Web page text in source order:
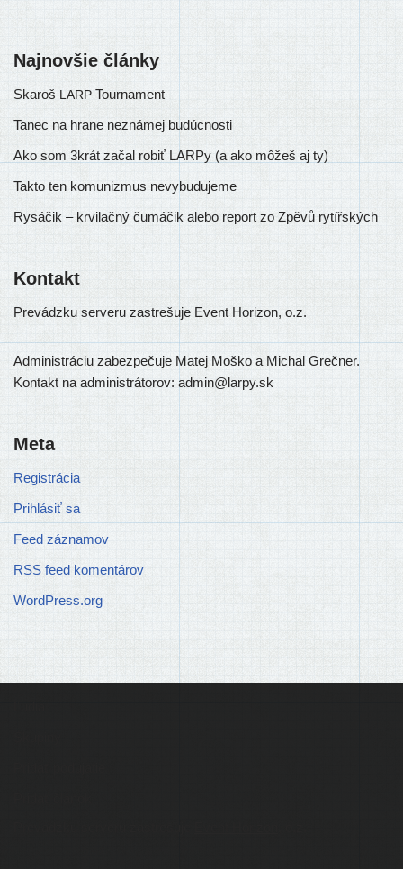
Najnovšie články
Skaroš LARP Tournament
Tanec na hrane neznámej budúcnosti
Ako som 3krát začal robiť LARPy (a ako môžeš aj ty)
Takto ten komunizmus nevybudujeme
Rysáčik – krvilačný čumáčik alebo report zo Zpěvů rytířských
Kontakt
Prevádzku ser­ve­ru zastre­šu­je Event Horizon, o.z.
Administráciu zabez­pe­ču­je Matej Moško a Michal Grečner.
Kontakt na admi­nis­trá­to­rov: admin@larpy.sk
Meta
Registrácia
Prihlásiť sa
Feed záznamov
RSS feed komentárov
WordPress.org